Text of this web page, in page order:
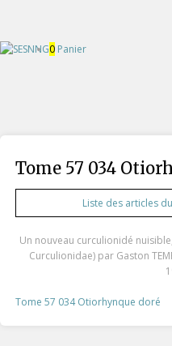
0 Panier
Tome 57 034
Liste des articles
Un nouveau curculionidé
Curculionidae) par Gaston
Tome 57 034 Otiorhynque doré